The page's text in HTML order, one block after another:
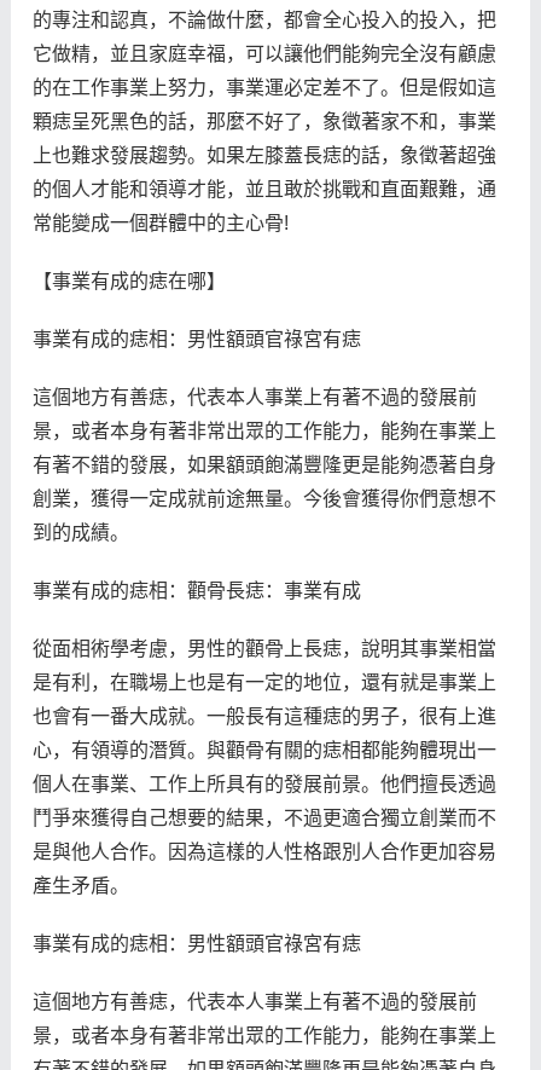
的專注和認真，不論做什麼，都會全心投入的投入，把
它做精，並且家庭幸福，可以讓他們能夠完全沒有顧慮
的在工作事業上努力，事業運必定差不了。但是假如這
顆痣呈死黑色的話，那麼不好了，象徵著家不和，事業
上也難求發展趨勢。如果左膝蓋長痣的話，象徵著超強
的個人才能和領導才能，並且敢於挑戰和直面艱難，通
常能變成一個群體中的主心骨!
【事業有成的痣在哪】
事業有成的痣相：男性額頭官祿宮有痣
這個地方有善痣，代表本人事業上有著不過的發展前
景，或者本身有著非常出眾的工作能力，能夠在事業上
有著不錯的發展，如果額頭飽滿豐隆更是能夠憑著自身
創業，獲得一定成就前途無量。今後會獲得你們意想不
到的成績。
事業有成的痣相：顴骨長痣：事業有成
從面相術學考慮，男性的顴骨上長痣，說明其事業相當
是有利，在職場上也是有一定的地位，還有就是事業上
也會有一番大成就。一般長有這種痣的男子，很有上進
心，有領導的潛質。與顴骨有關的痣相都能夠體現出一
個人在事業、工作上所具有的發展前景。他們擅長透過
鬥爭來獲得自己想要的結果，不過更適合獨立創業而不
是與他人合作。因為這樣的人性格跟別人合作更加容易
產生矛盾。
事業有成的痣相：男性額頭官祿宮有痣
這個地方有善痣，代表本人事業上有著不過的發展前
景，或者本身有著非常出眾的工作能力，能夠在事業上